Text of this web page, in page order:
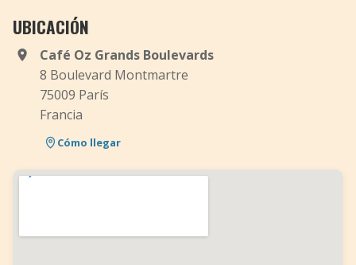
UBICACIÓN
Café Oz Grands Boulevards
8 Boulevard Montmartre
75009 París
Francia
Cómo llegar